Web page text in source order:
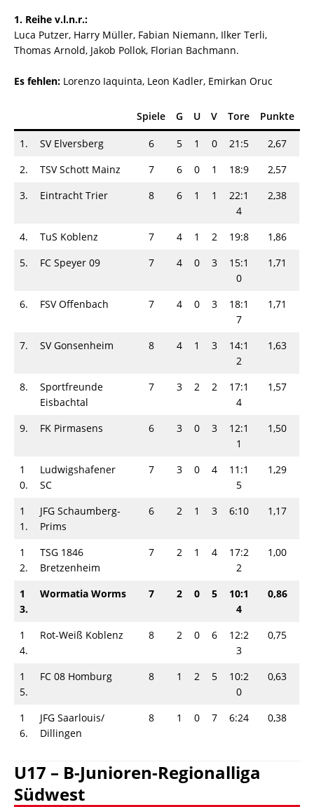
1. Reihe v.l.n.r.:
Luca Putzer, Harry Müller, Fabian Niemann, Ilker Terli,
Thomas Arnold, Jakob Pollok, Florian Bachmann.
Es fehlen: Lorenzo Iaquinta, Leon Kadler, Emirkan Oruc
Spiele G U V Tore Punkte
1. SV Elversberg 6 5 1 0 21:5
2,67
2.
TSV Schott Mainz 7 6 0 1 18:9
2,57
3.
Eintracht Trier 8 6 1 1
22:1
4
2,38
4. TuS Koblenz 7 4 1 2 19:8
1,86
5.
FC Speyer 09 7 4 0 3
15:1
0
1,71
6. FSV Offenbach 7 4 0 3
18:1
7
1,71
7. SV Gonsenheim 8 4 1 3
14:1
2
1,63
8.
Sportfreunde
Eisbachtal
7 3 2 2
17:1
4
1,57
9. FK Pirmasens 6 3 0 3
12:1
1
1,50
1
0.
Ludwigshafener
SC
7 3 0 4
11:1
5
1,29
1
1.
JFG Schaumberg-
Prims
6 2 1 3 6:10 1,17
1
2.
TSG 1846
Bretzenheim
7 2 1 4
17:2
2
1,00
1
3.
Wormatia Worms 7 2 0 5
10:1
4
0,86
1
4.
Rot-Weiß Koblenz 8 2 0 6
12:2
3
0,75
1
5.
FC 08 Homburg 8 1 2 5
10:2
0
0,63
1
6.
JFG Saarlouis/​
Dillingen
8 1 0 7 6:24 0,38
U17 – B-Junioren-Regionalliga
Südwest